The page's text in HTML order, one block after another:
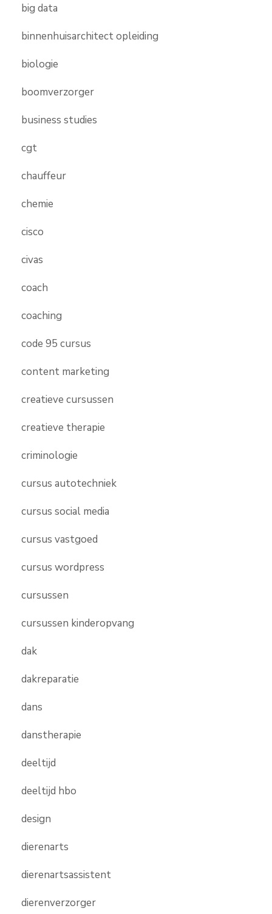
big data
binnenhuisarchitect opleiding
biologie
boomverzorger
business studies
cgt
chauffeur
chemie
cisco
civas
coach
coaching
code 95 cursus
content marketing
creatieve cursussen
creatieve therapie
criminologie
cursus autotechniek
cursus social media
cursus vastgoed
cursus wordpress
cursussen
cursussen kinderopvang
dak
dakreparatie
dans
danstherapie
deeltijd
deeltijd hbo
design
dierenarts
dierenartsassistent
dierenverzorger